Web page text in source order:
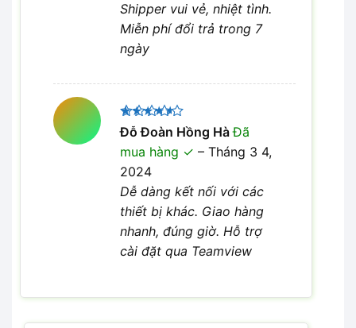
Shipper vui vẻ, nhiệt tình.
Miễn phí đổi trả trong 7
ngày
Được
xếp hạng
45 sao
Đỗ Đoàn Hồng HàĐã
mua hàng
– Tháng 3 4,
2024
Dễ dàng kết nối với các
thiết bị khác. Giao hàng
nhanh, đúng giờ. Hỗ trợ
cài đặt qua Teamview